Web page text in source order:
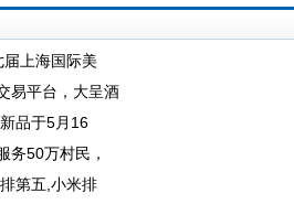
上海国际美
易平台，大呈酒
品于5月16
务50万村民，
第五,小米排